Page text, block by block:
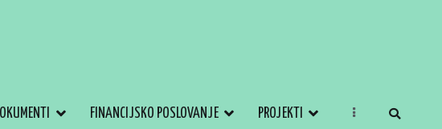
FINANCIJSKO POSLOVANJE PROJEKTI